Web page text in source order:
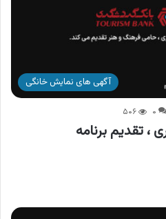
آگهی های نمایش خانگی
۰ ۵۰۶
، تقدیم برنامه